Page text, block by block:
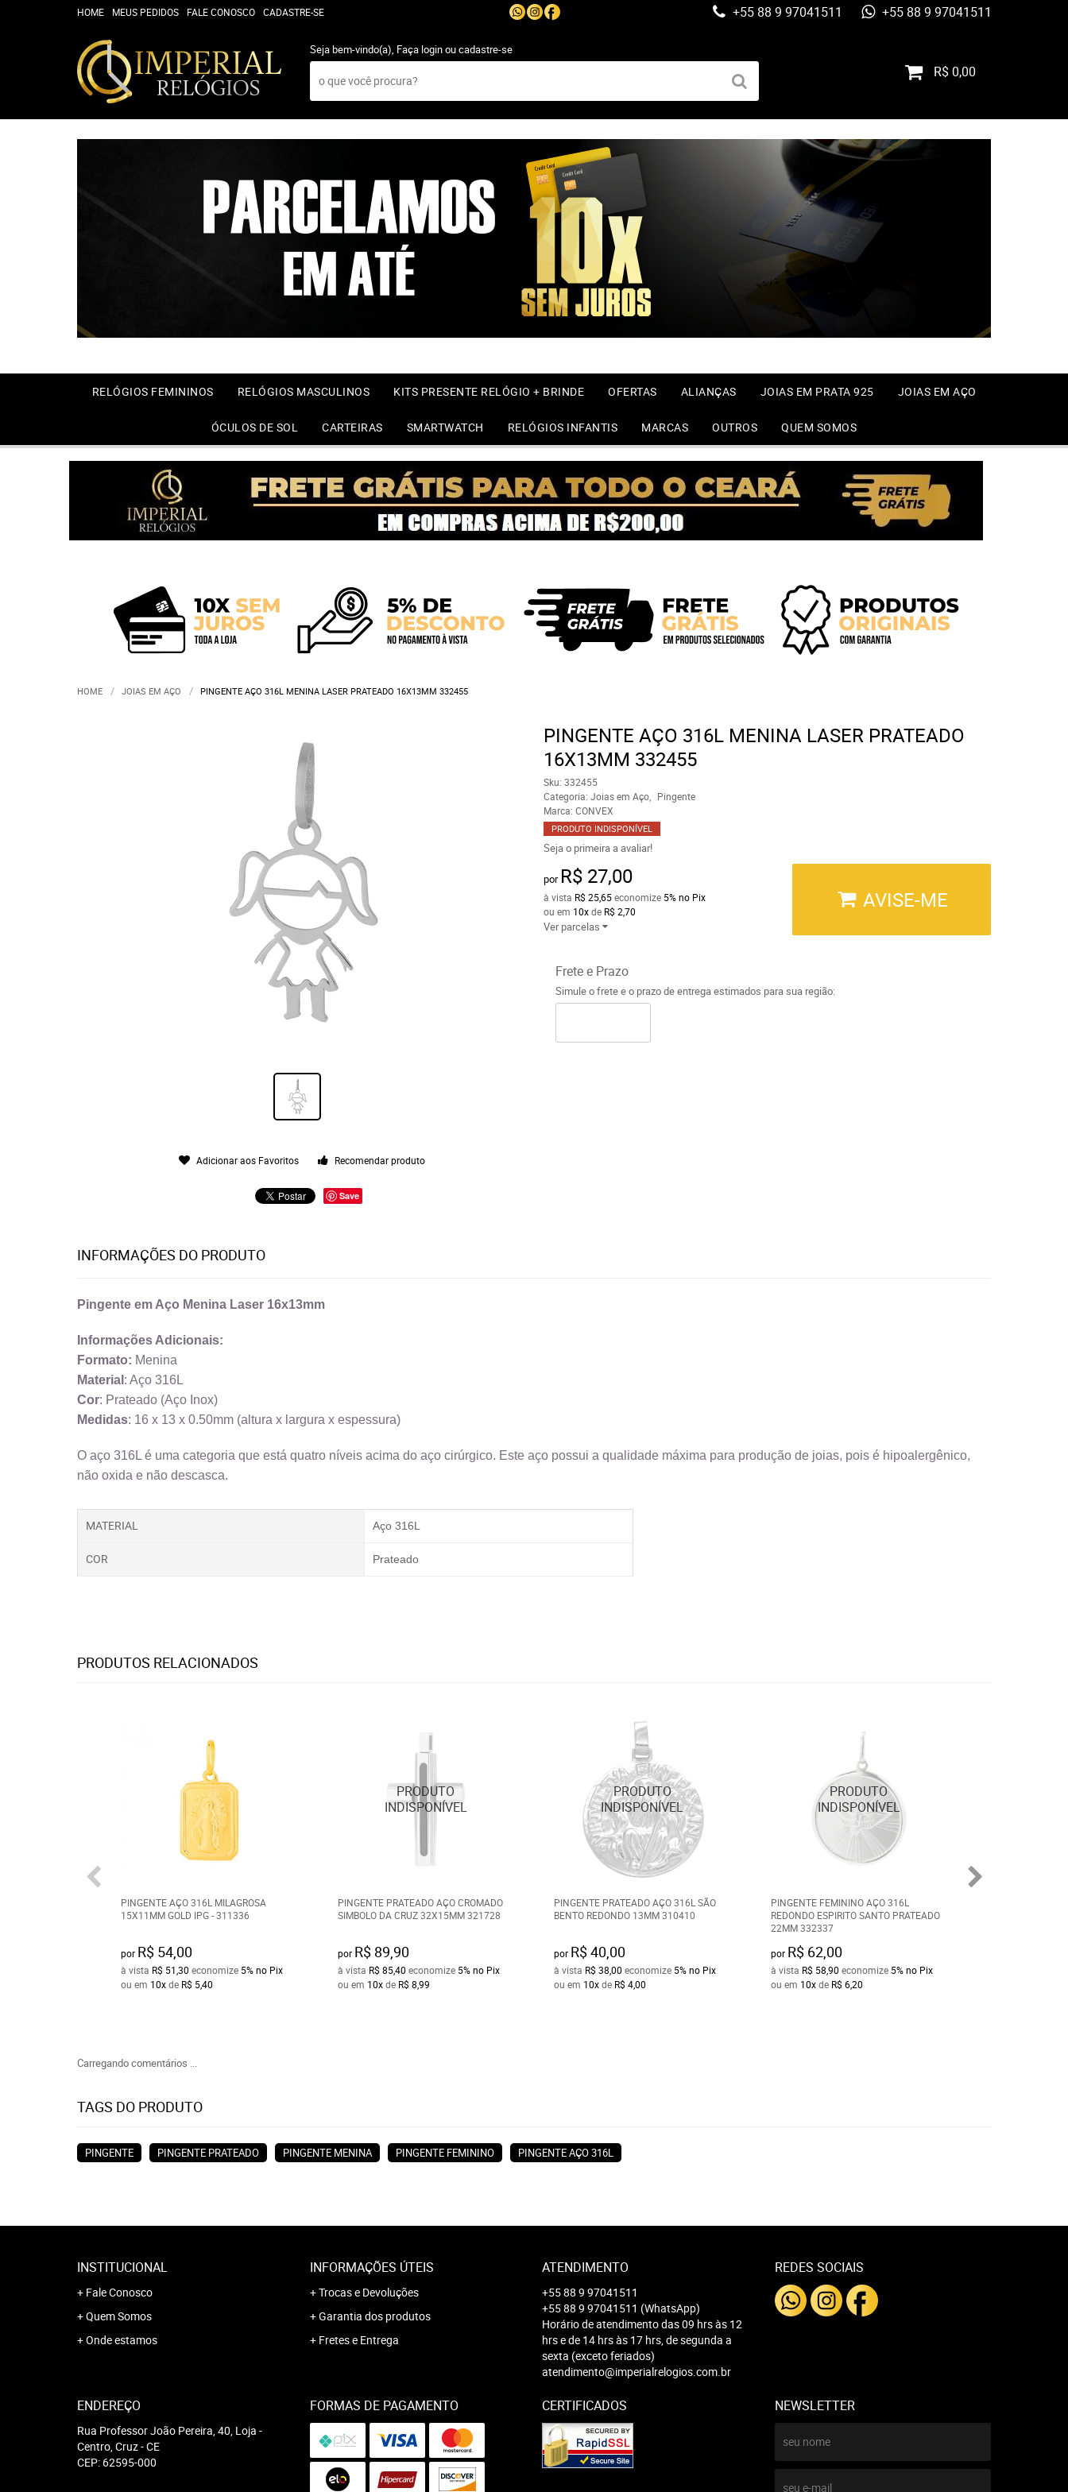
HOME MEUS PEDIDOS FALE CONOSCO CADASTRE-SE +55 88 9 97041511 +55 88 9 97041511
Seja bem-vindo(a), Faça loginoucadastre-se
R$ 0,00
RELÓGIOS FEMININOS RELÓGIOS MASCULINOS KITS PRESENTE RELÓGIO + BRINDE OFERTAS ALIANÇAS JOIAS EM PRATA 925 JOIAS EM AÇO
ÓCULOS DE SOL CARTEIRAS SMARTWATCH RELÓGIOS INFANTIS MARCAS OUTROS QUEM SOMOS
HOME JOIAS EM AÇO PINGENTE AÇO 316L MENINA LASER PRATEADO 16X13MM 332455
Adicionar aos Favoritos Recomendar produto
Save
PINGENTE AÇO 316L MENINA LASER PRATEADO
16X13MM 332455
Sku: 332455
Categoria: Joias em Aço
Pingente
Marca: CONVEX
PRODUTO INDISPONÍVEL
Seja o primeira a avaliar!
por R$ 27,00
à vista R$ 25,65economize 5% no Pix
ou em 10xde R$ 2,70
Ver parcelas
AVISE-ME
Frete e Prazo
Simule o frete e o prazo de entrega estimados para sua região:
INFORMAÇÕES DO PRODUTO
Pingente em Aço Menina Laser 16x13mm
Informações Adicionais:
Formato: Menina
Material : Aço 316L
Cor: Prateado (Aço Inox)
Medidas: 16 x 13 x 0.50mm (altura x largura x espessura)
O aço 316L é uma categoria que está quatro níveis acima do aço cirúrgico. Este aço possui a qualidade máxima para produção de joias, pois é hipoalergênico,
não oxida e não descasca.
MATERIAL Aço 316L
COR Prateado
PRODUTOS RELACIONADOS
PINGENTE AÇO 316L MILAGROSA
15X11MM GOLD IPG - 311336
por R$ 54,00
à vista R$ 51,30 economize 5%no Pix
ou em 10xde R$ 5,40
PINGENTE PRATEADO AÇO CROMADO
SIMBOLO DA CRUZ 32X15MM 321728
por R$ 89,90
à vista R$ 85,40 economize 5% no Pix
ou em 10xde R$ 8,99
PINGENTE PRATEADO AÇO 316L SÃO
BENTO REDONDO 13MM 310410
por R$ 40,00
à vista R$ 38,00 economize 5%no Pix
ou em 10xde R$ 4,00
PINGENTE FEMININO AÇO 316L
REDONDO ESPIRITO SANTO PRATEADO
22MM 332337
por R$ 62,00
à vista R$ 58,90 economize 5% no Pix
ou em 10xde R$ 6,20
Carregando comentários ...
TAGS DO PRODUTO
PINGENTE PINGENTE PRATEADO PINGENTE MENINA PINGENTE FEMININO PINGENTE AÇO 316L
INSTITUCIONAL
Fale Conosco
Quem Somos
Onde estamos
INFORMAÇÕES ÚTEIS
Trocas e Devoluções
Garantia dos produtos
Fretes e Entrega
ATENDIMENTO
+55 88 9 97041511
+55 88 9 97041511 (WhatsApp)
Horário de atendimento das 09 hrs às 12
hrs e de 14 hrs às 17 hrs, de segunda a
sexta (exceto feriados)
atendimento@imperialrelogios.com.br
REDES SOCIAIS
ENDEREÇO
Rua Professor João Pereira, 40, Loja -
Centro, Cruz-CE
CEP: 62595-000
FORMAS DE PAGAMENTO CERTIFICADOS NEWSLETTER